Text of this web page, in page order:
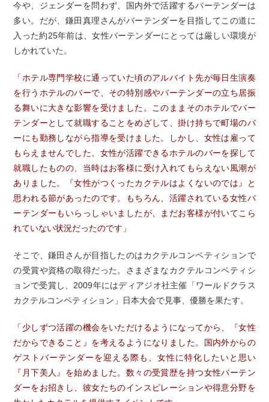
今や、ジェンダーを問わず、国内外で活躍するバーテンダーは
多い。だが、鎌田真理さんがバーテンダーを目指してこの道に
入った約25年前は、女性バーテンダーにとっては厳しい環境が
しかれていた。
「ホテル専門学校に通っていた頃のアルバイト先が毎日生演奏
を行うホテルのバーで、その特別感やバーテンダーの立ち居振
る舞いに大きな影響を受けました。このままそのホテルでバー
テンダーとして就職することをめざして、掛け持ちで町場のバ
ーにも勤務しながら指導を受けました。しかし、女性は雇って
もらえませんでした。女性が活躍できるホテルのバーを探して
就職したものの、当時はお客様に受け入れてもらえない風潮が
ありました。『女性がつくったカクテルはよくないのでは』と
思われる節があったのです。もちろん、活躍されている女性バ
ーテンダーもいらっしゃいましたが、まだお客様が付いてこら
れていない状況だったのです」
そこで、鎌田さんが目指したのはカクテルコンペティションで
の受賞や資格の取得だった。さまざまなカクテルコンペティシ
ョンで受賞し、2009年にはディアジオ社主催「ワールドクラス
カクテルコンペティション」日本大会で見事、優勝を果たす。
「少しずつ活躍の機会をいただけるようになってから、『女性
だからできること』を考えるようになりました。国内外からの
ゲストバーテンダーを迎える際も、女性に特化したいと思い
『月下美人』を始めました。数々の受賞歴を持つ女性バーテン
ダーをお招きし、彼女たちのインスピレーションや得意分野を